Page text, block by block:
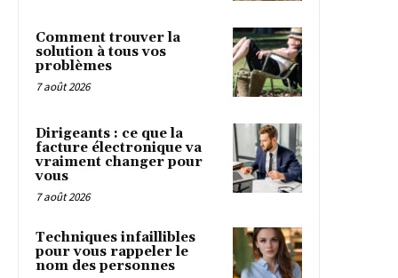
Comment trouver la
solution à tous vos
problèmes
7 août 2026
Dirigeants : ce que la
facture électronique va
vraiment changer pour
vous
7 août 2026
Techniques infaillibles
pour vous rappeler le
nom des personnes